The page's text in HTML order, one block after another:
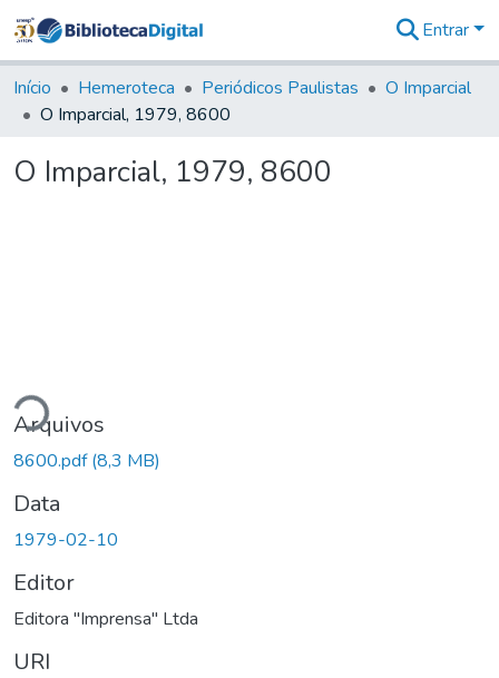
&
Coleções
Tudo na
Digital
Entrar
Início Hemeroteca Periódicos Paulistas
O Imparcial
O Imparcial, 1979, 8600
O Imparcial, 1979, 8600
Arquivos
8600.pdf(8,3 MB)
Data
1979-02-10
Editor
Editora "Imprensa" Ltda
URI